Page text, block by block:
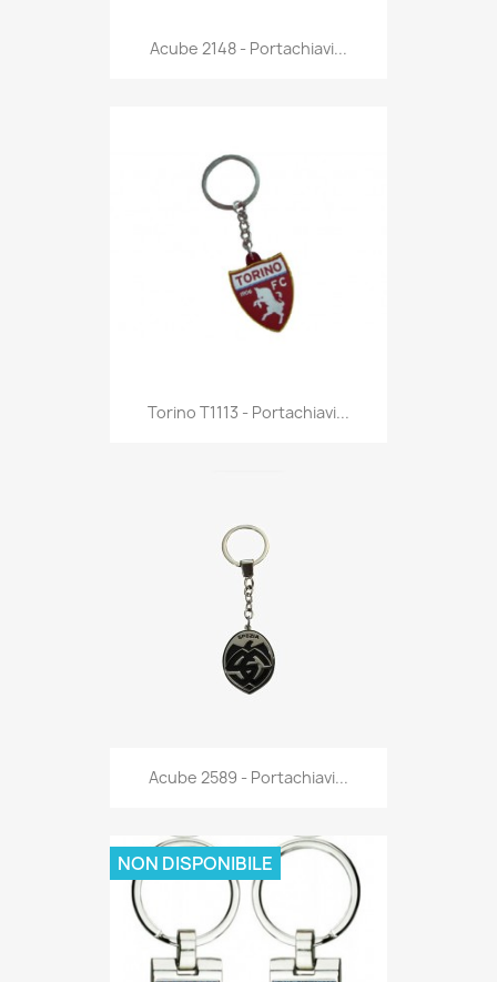
Anteprima
Acube 2148 - Portachiavi...
Anteprima
Torino T1113 - Portachiavi...
Anteprima
Acube 2589 - Portachiavi...
NON DISPONIBILE